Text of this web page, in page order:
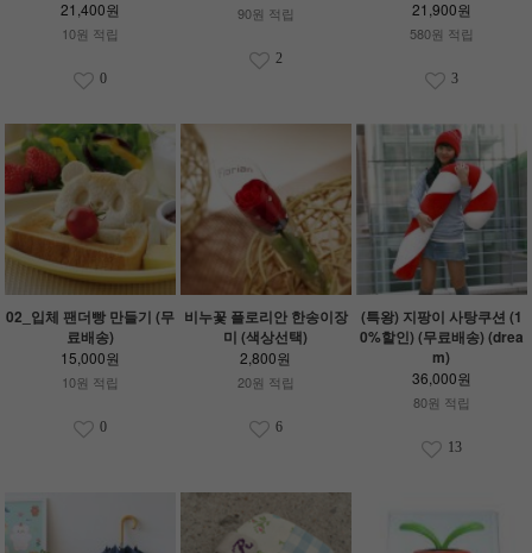
21,400원
10원 적립
0
90원 적립
2
21,900원
580원 적립
3
02_입체 팬더빵 만들기 (무
료배송)
15,000원
10원 적립
0
비누꽃 플로리안 한송이장
미 (색상선택)
2,800원
20원 적립
6
(특왕) 지팡이 사탕쿠션 (1
0%할인) (무료배송) (drea
m)
36,000원
80원 적립
13